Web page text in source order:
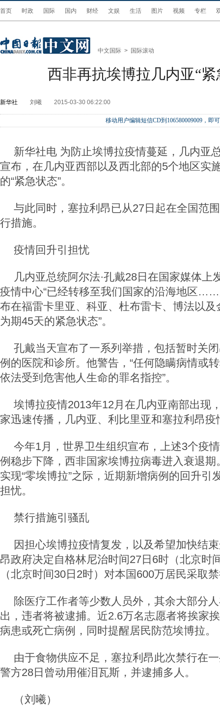
首页 时政 国际 国内 财经 文娱 生活 图片 视频 专栏
中文国际 > 国际滚动
西非再抗埃博拉几内亚“紧
新华社 刘曦 2015-03-30 06:22:00
移动用户编辑短信CD到106580009009，即
新华社电 为防止埃博拉疫情蔓延，几内亚
宣布，在几内亚西部以及西北部的5个地区实
的“紧急状态”。
与此同时，塞拉利昂已从27日起在全国范
行措施。
疫情回升引担忧
几内亚总统阿尔法·孔戴28日在国家媒体上
疫情中心“已经转移至我们国家的沿海地区
布在福雷卡里亚、科亚、杜布雷卡、博法以
为期45天的紧急状态”。
孔戴当天宣布了一系列举措，包括暂时关
例的医院和诊所。他警告，“任何隐瞒病情或
依法受到危害他人生命的罪名指控”。
埃博拉疫情2013年12月在几内亚南部出现
家迅速传播，几内亚、利比里亚和塞拉利昂疫
今年1月，世界卫生组织宣布，上述3个疫
例稳步下降，西非国家埃博拉病毒进入衰退
实现“零埃博拉”之际，近期新增病例的回升引
担忧。
禁行措施引骚乱
因担心埃博拉疫情复发，以及希望加快结
昂政府决定自格林尼治时间27日6时（北京时
（北京时间30日2时）对本国600万居民采取
除医疗工作者等少数人员外，其余大部分
出，违者将被逮捕。近2.6万名志愿者将挨家
病患或死亡病例，同时提醒居民防范埃博拉。
由于食物供应不足，塞拉利昂此次禁行在
警方28日曾动用催泪瓦斯，并逮捕多人。
（刘曦）